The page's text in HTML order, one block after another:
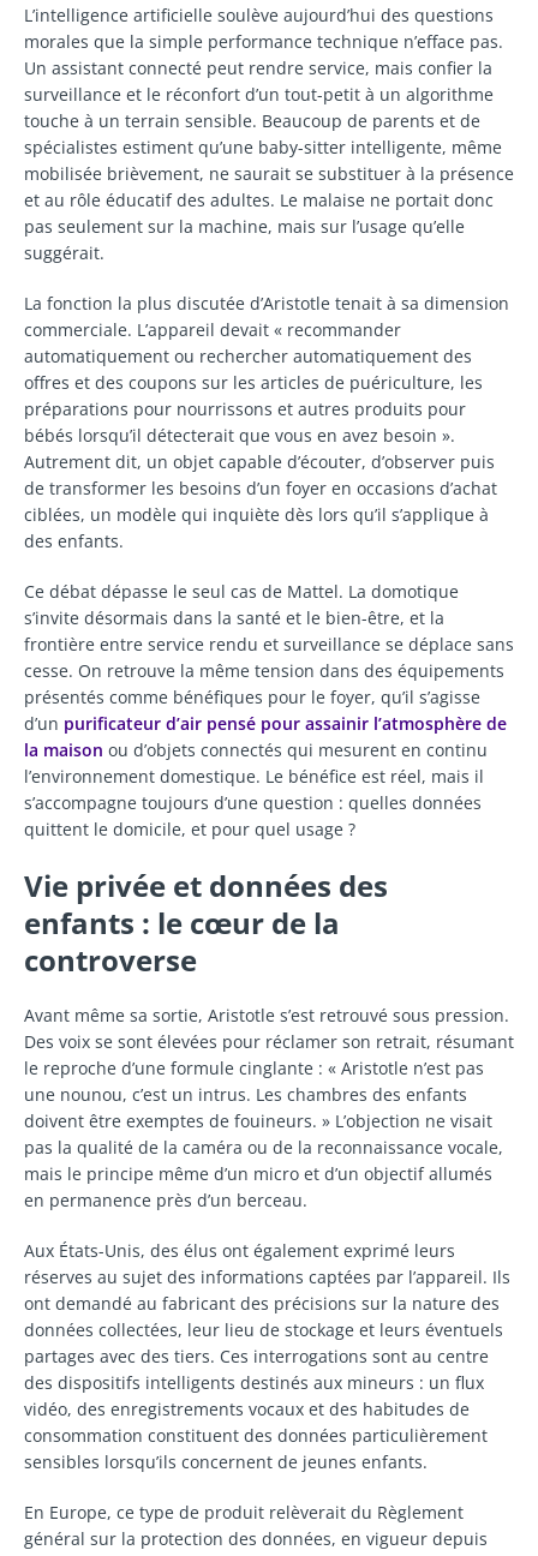
L’intelligence artificielle soulève aujourd’hui des questions
morales que la simple performance technique n’efface pas.
Un assistant connecté peut rendre service, mais confier la
surveillance et le réconfort d’un tout-petit à un algorithme
touche à un terrain sensible. Beaucoup de parents et de
spécialistes estiment qu’une baby-sitter intelligente, même
mobilisée brièvement, ne saurait se substituer à la présence
et au rôle éducatif des adultes. Le malaise ne portait donc
pas seulement sur la machine, mais sur l’usage qu’elle
suggérait.
La fonction la plus discutée d’Aristotle tenait à sa dimension
commerciale. L’appareil devait « recommander
automatiquement ou rechercher automatiquement des
offres et des coupons sur les articles de puériculture, les
préparations pour nourrissons et autres produits pour
bébés lorsqu’il détecterait que vous en avez besoin ».
Autrement dit, un objet capable d’écouter, d’observer puis
de transformer les besoins d’un foyer en occasions d’achat
ciblées, un modèle qui inquiète dès lors qu’il s’applique à
des enfants.
Ce débat dépasse le seul cas de Mattel. La domotique
s’invite désormais dans la santé et le bien-être, et la
frontière entre service rendu et surveillance se déplace sans
cesse. On retrouve la même tension dans des équipements
présentés comme bénéfiques pour le foyer, qu’il s’agisse
d’un purificateur d’air pensé pour assainir l’atmosphère de
la maison ou d’objets connectés qui mesurent en continu
l’environnement domestique. Le bénéfice est réel, mais il
s’accompagne toujours d’une question : quelles données
quittent le domicile, et pour quel usage ?
Vie privée et données des
enfants : le cœur de la
controverse
Avant même sa sortie, Aristotle s’est retrouvé sous pression.
Des voix se sont élevées pour réclamer son retrait, résumant
le reproche d’une formule cinglante : « Aristotle n’est pas
une nounou, c’est un intrus. Les chambres des enfants
doivent être exemptes de fouineurs. » L’objection ne visait
pas la qualité de la caméra ou de la reconnaissance vocale,
mais le principe même d’un micro et d’un objectif allumés
en permanence près d’un berceau.
Aux États-Unis, des élus ont également exprimé leurs
réserves au sujet des informations captées par l’appareil. Ils
ont demandé au fabricant des précisions sur la nature des
données collectées, leur lieu de stockage et leurs éventuels
partages avec des tiers. Ces interrogations sont au centre
des dispositifs intelligents destinés aux mineurs : un flux
vidéo, des enregistrements vocaux et des habitudes de
consommation constituent des données particulièrement
sensibles lorsqu’ils concernent de jeunes enfants.
En Europe, ce type de produit relèverait du Règlement
général sur la protection des données, en vigueur depuis